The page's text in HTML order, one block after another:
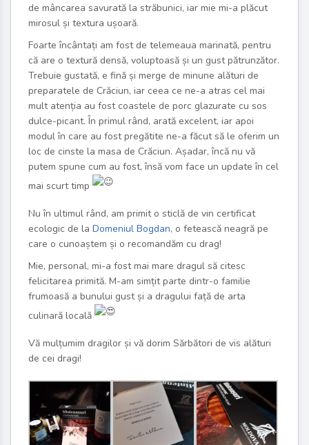
de mâncarea savurată la străbunici, iar mie mi-a plăcut
mirosul și textura ușoară.
Foarte încântați am fost de telemeaua marinată, pentru
că are o textură densă, voluptoasă și un gust pătrunzător.
Trebuie gustată, e fină și merge de minune alături de
preparatele de Crăciun, iar ceea ce ne-a atras cel mai
mult atenția au fost coastele de porc glazurate cu sos
dulce-picant. În primul rând, arată excelent, iar apoi
modul în care au fost pregătite ne-a făcut să le oferim un
loc de cinste la masa de Crăciun. Așadar, încă nu vă
putem spune cum au fost, însă vom face un update în cel
mai scurt timp
Nu în ultimul rând, am primit o sticlă de vin certificat
ecologic de la Domeniul Bogdan, o fetească neagră pe
care o cunoaștem și o recomandăm cu drag!
Mie, personal, mi-a fost mai mare dragul să citesc
felicitarea primită. M-am simțit parte dintr-o familie
frumoasă a bunului gust și a dragului față de arta
culinară locală
Vă mulțumim dragilor și vă dorim Sărbători de vis alături
de cei dragi!